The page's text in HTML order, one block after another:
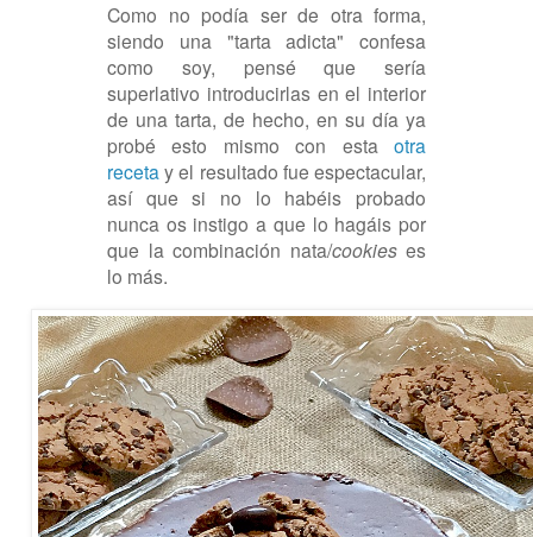
Como no podía ser de otra forma,
siendo una "tarta adicta" confesa
como soy, pensé que sería
superlativo introducirlas en el interior
de una tarta, de hecho, en su día ya
probé esto mismo con estaotra
recetay el resultado fue espectacular,
así que si no lo habéis probado
nunca os instigo a que lo hagáis por
que la combinación nata/cookieses
lo más.